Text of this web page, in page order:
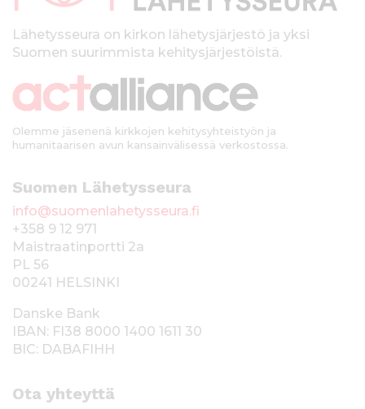
kLähetysseura on kirkon lähetysjärjestö ja yksi
Suomen suurimmista kehitysjärjestöistä.
Olemme jäsenenä kirkkojen kehitysyhteistyön ja
humanitaarisen avun kansainvälisessä verkostossa.
Suomen Lähetysseura
info@suomenlahetysseura.fi
+358 9 12 971
Maistraatinportti 2a
PL 56
00241 HELSINKI
Danske Bank
IBAN: FI38 8000 1400 1611 30
BIC: DABAFIHH
Ota yhteyttä